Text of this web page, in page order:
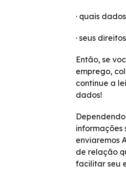
· quais
· seus
Então, se
emprego,
continue a
dados!
informações
enviaremos
de relação
facilitar seu